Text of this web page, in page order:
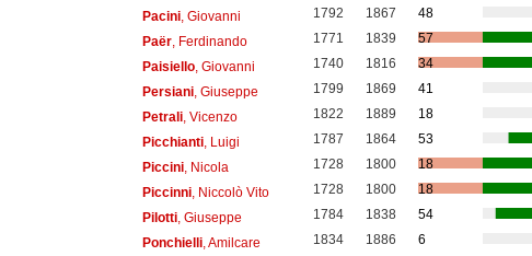
Pacini, Giovanni 1792 1867
48
Paër, Ferdinando 1771 1839
57
Paisiello, Giovanni 1740 1816
34
Persiani, Giuseppe 1799 1869
41
Petrali, Vicenzo 1822 1889
18
Picchianti, Luigi 1787 1864
53
Piccini, Nicola 1728 1800
18
Piccinni, Niccolò Vito 1728 1800
18
Pilotti, Giuseppe 1784 1838
54
Ponchielli, Amilcare 1834 1886
6